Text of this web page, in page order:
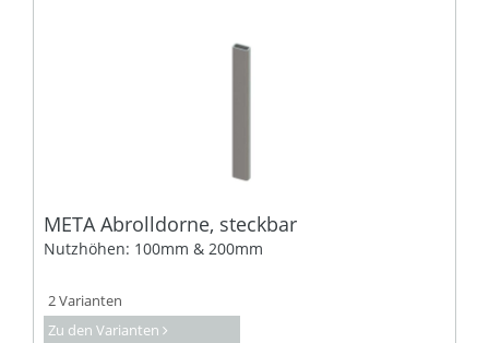
META Abrolldorne, steckbar
Nutzhöhen: 100mm & 200mm
2 Varianten
Zu den Varianten